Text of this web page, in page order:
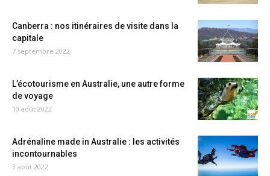
Canberra : nos itinéraires de visite dans la
capitale
7 septembre 2022
L’écotourisme en Australie, une autre forme
de voyage
10 août 2022
Adrénaline made in Australie : les activités
incontournables
3 août 2022